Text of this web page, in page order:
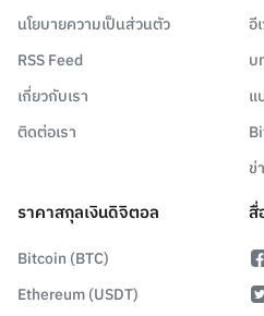
นโยบายความเป็นส่วนตัว
RSS Feed
เกี่ยวกับเรา
ติดต่อเรา
อี
บ
แ
ข่
ราคาสกุลเงินดิจิตอล
Bitcoin (BTC)
Ethereum (USDT)
สื่